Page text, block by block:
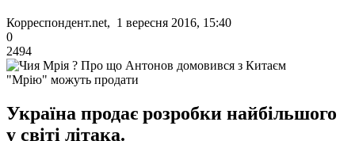
Корреспондент.net, 1 вересня 2016, 15:40
0
2494
"Мрію" можуть продати
Україна продає розробки найбільшого
у світі літака.